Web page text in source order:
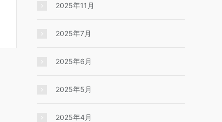
2025年11月
2025年7月
2025年6月
2025年5月
2025年4月